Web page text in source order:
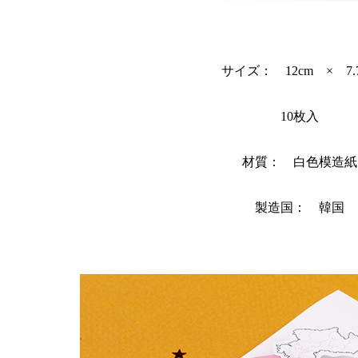
サイズ： 12cm ×
10枚入
材質： 白色模造紙
製造国： 韓国